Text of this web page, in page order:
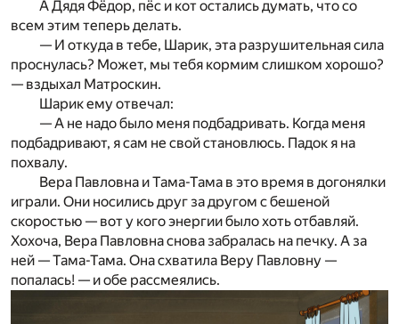
А Дядя Фёдор, пёс и кот остались думать, что со
всем этим теперь делать.
— И откуда в тебе, Шарик, эта разрушительная сила
проснулась? Может, мы тебя кормим слишком хорошо?
— вздыхал Матроскин.
Шарик ему отвечал:
— А не надо было меня подбадривать. Когда меня
подбадривают, я сам не свой становлюсь. Падок я на
похвалу.
Вера Павловна и Тама-Тама в это время в догонялки
играли. Они носились друг за другом с бешеной
скоростью — вот у кого энергии было хоть отбавляй.
Хохоча, Вера Павловна снова забралась на печку. А за
ней — Тама-Тама. Она схватила Веру Павловну —
попалась! — и обе рассмеялись.